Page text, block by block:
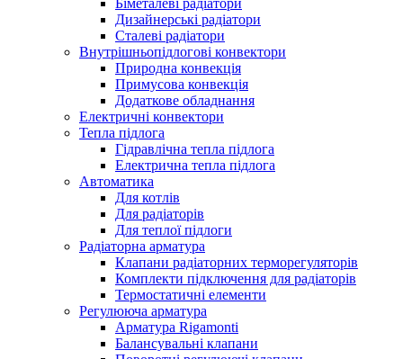
Біметалеві радіатори
Дизайнерські радіатори
Сталеві радіатори
Внутрішньопідлогові конвектори
Природна конвекція
Примусова конвекція
Додаткове обладнання
Електричні конвектори
Тепла підлога
Гідравлічна тепла підлога
Електрична тепла підлога
Автоматика
Для котлів
Для радіаторів
Для теплої підлоги
Радіаторна арматура
Клапани радіаторних терморегуляторів
Комплекти підключення для радіаторів
Термостатичні елементи
Регулююча арматура
Арматура Rigamonti
Балансувальні клапани